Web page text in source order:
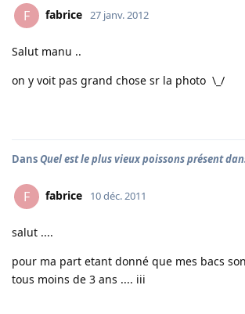
F fabrice 27 janv. 2012
Salut manu ..
on y voit pas grand chose sr la photo \_/
DansQuel est le plus vieux poissons présent
F fabrice 10 déc. 2011
salut ....
pour ma part etant donné que mes bacs
tous moins de 3 ans .... iii